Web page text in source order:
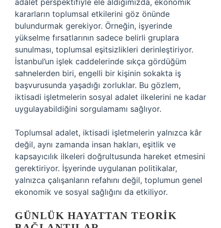
adalet perspektifiyle ele aldığımızda, ekonomik
kararların toplumsal etkilerini göz önünde
bulundurmak gerekiyor. Örneğin, işyerinde
yükselme fırsatlarının sadece belirli gruplara
sunulması, toplumsal eşitsizlikleri derinleştiriyor.
İstanbul’un işlek caddelerinde sıkça gördüğüm
sahnelerden biri, engelli bir kişinin sokakta iş
başvurusunda yaşadığı zorluklar. Bu gözlem,
iktisadi işletmelerin sosyal adalet ilkelerini ne kadar
uygulayabildiğini sorgulamamı sağlıyor.
Toplumsal adalet, iktisadi işletmelerin yalnızca kâr
değil, aynı zamanda insan hakları, eşitlik ve
kapsayıcılık ilkeleri doğrultusunda hareket etmesini
gerektiriyor. İşyerinde uygulanan politikalar,
yalnızca çalışanların refahını değil, toplumun genel
ekonomik ve sosyal sağlığını da etkiliyor.
GÜNLÜK HAYATTAN TEORIK